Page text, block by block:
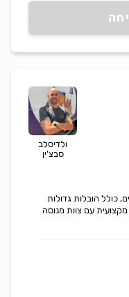
ולדיסלב
סבצ'ין
כולל הובלות גדולות
עם צוות מנוסה